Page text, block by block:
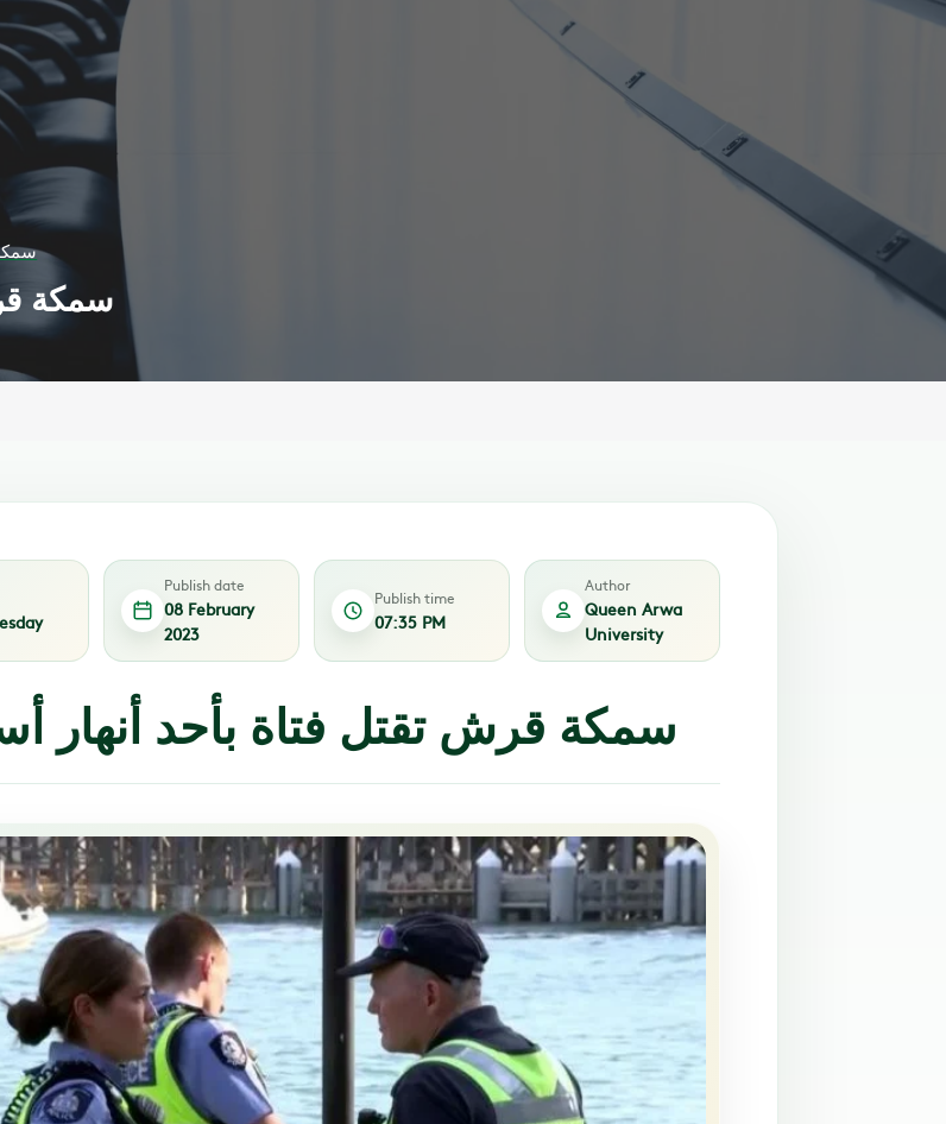
سمكة
Publish date
08 February
2023
Publish time
07:35 PM
Author
Queen Arwa
University
سمكة قرش تقتل فتاة بأحد أنهار